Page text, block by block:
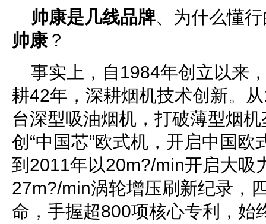
帅康是几线品牌、为什么懂
帅康 ？
事实上，自1984年创立以来
耕42年，深耕烟机技术创新。
台深型吸油烟机，打破薄型烟
创“中国芯”欧式机，开启中国
到2011年以20m?/min开启大吸
27m?/min涡轮增压刷新纪录，
命，手握超800项核心专利，始